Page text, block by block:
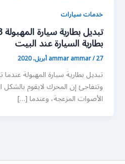
خدمات سيارات
بطارية السيارة عند البيت
ammar ammar/27 أبريل، 2020
تبديل بطارية سيارة المهبولة
وتتفاجئ إن المحرك لايقوم بالشكل
الأصوات المزعجة، وعندما […]